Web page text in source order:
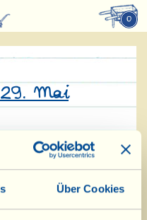
Über Cookies
0
29. Mai
warmen
die Natur,
der